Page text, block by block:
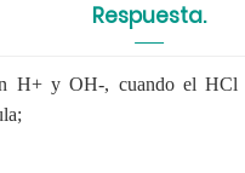
Respuesta.
H+ y OH-, cuando el HCl